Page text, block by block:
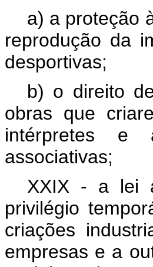
a) a proteção
reprodução da
desportivas;
b) o direito
obras que
intérpretes e
associativas;
XXIX - a lei
privilégio
criações
empresas e a